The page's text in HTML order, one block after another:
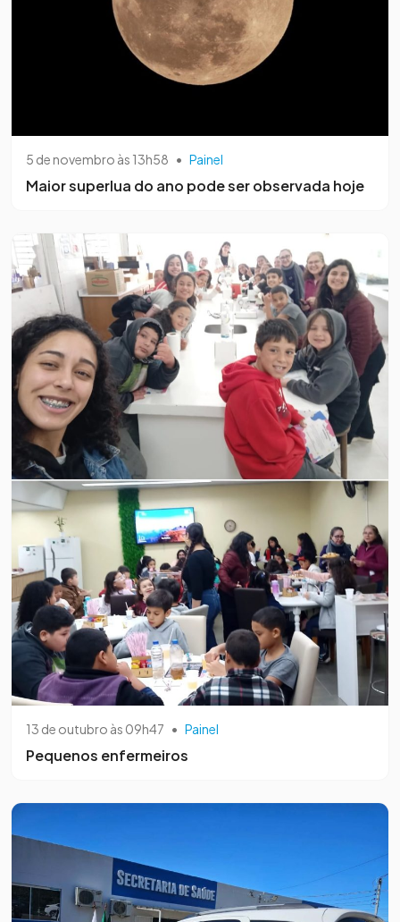
5 de novembro às 13h58 • Painel
Maior superlua do ano pode ser observada hoje
13 de outubro às 09h47 • Painel
Pequenos enfermeiros